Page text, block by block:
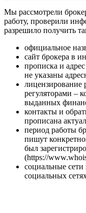
Мы рассмотрели
работу, проверили
разрешило получить
официальное
сайт брокера в
прописка и
не указаны
лицензирование
регуляторами –
выданных
контакты и
прописана
период работы
пишут
был
(https://
социальные
социальных